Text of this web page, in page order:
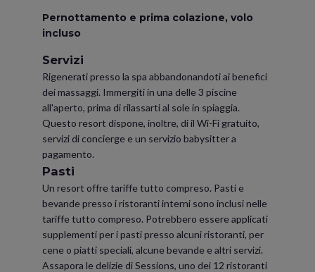
Pernottamento e prima colazione, volo
incluso
Servizi
Rigenerati presso la spa abbandonandoti ai benefici
dei massaggi. Immergiti in una delle 3 piscine
all'aperto, prima di rilassarti al sole in spiaggia.
Questo resort dispone, inoltre, di il Wi-Fi gratuito,
servizi di concierge e un servizio babysitter a
pagamento.
Pasti
Un resort offre tariffe tutto compreso. Pasti e
bevande presso i ristoranti interni sono inclusi nelle
tariffe tutto compreso. Potrebbero essere applicati
supplementi per i pasti presso alcuni ristoranti, per
cene o piatti speciali, alcune bevande e altri servizi.
Assapora le delizie di Sessions, uno dei 12 ristoranti